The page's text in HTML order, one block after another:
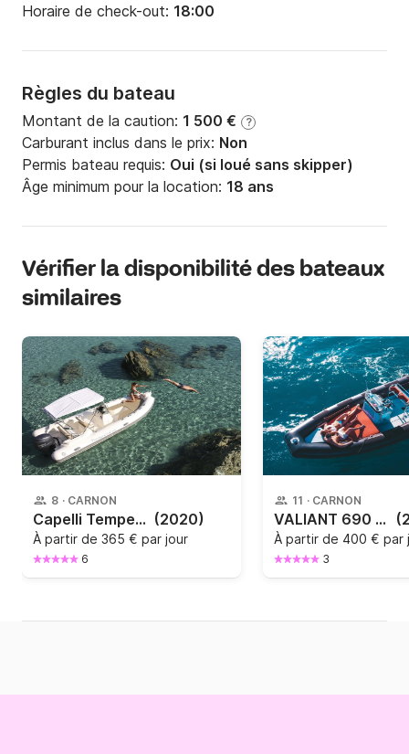
Horaire de check-out: 18:00
Règles du bateau
Montant de la caution: 1 500 € ?
Carburant inclus dans le prix: Non
Permis bateau requis: Oui (si loué sans skipper)
Âge minimum pour la location: 18 ans
Vérifier la disponibilité des bateaux
similaires
8 · CARNON
Capelli Tempest 600 OPEN version LUXE (2020)
À partir de 365 € par jour
6
11 · CARNON
VALIANT 690 SPORT 250CV
À partir de 400 € par
3